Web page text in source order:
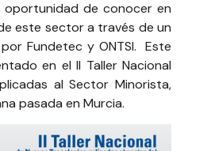
oportunidad de conocer en
este sector a través de un
porFundetec y ONTSI. Este
en el II Taller Nacional
al Sector Minorista,
pasada en Murcia.